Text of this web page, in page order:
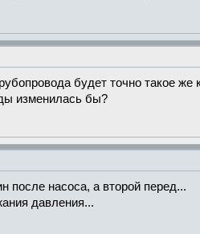
будет точно такое
изменилась бы?
после насоса, а второй перед...
давления...